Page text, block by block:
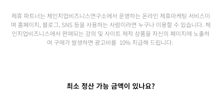
제휴 파트너는 체인지업비즈니스연구소에서 운영하는 온라인 제휴마케팅 서비스이
며 홈페이지, 블로그, SNS 등을 사용하는 사람이라면 누구나 이용할 수 있습니다. 체
인지업비즈니스에서 판매되는 강의 및 사이트 제작 상품을 자신의 페이지에 노출하
여 구매가 발생하면 광고비를 10% 지급해 드립니다.
최소 정산 가능 금액이 있나요?